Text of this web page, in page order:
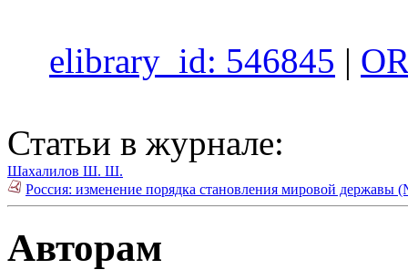
elibrary_id: 546845 |
Статьи в журнале:
Шахалилов Ш. Ш.
Россия: изменение порядка становления мировой державы
Авторам